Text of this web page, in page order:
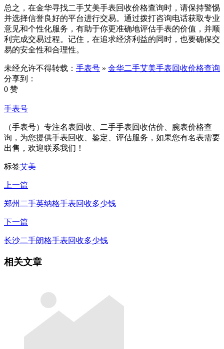
总之，在金华寻找二手艾美手表回收价格查询时，请保持警惕
并选择信誉良好的平台进行交易。通过拨打咨询电话获取专业
意见和个性化服务，有助于你更准确地评估手表的价值，并顺
利完成交易过程。记住，在追求经济利益的同时，也要确保交
易的安全性和合理性。
未经允许不得转载： 手表号 » 金华二手艾美手表回收价格查询
分享到：
0 赞
手表号
（手表号）专注名表回收、二手手表回收估价、腕表价格查
询，为您提供手表回收、鉴定、评估服务，如果您有名表需要
出售，欢迎联系我们！
标签艾美
上一篇
郑州二手英纳格手表回收多少钱
下一篇
长沙二手朗格手表回收多少钱
相关文章